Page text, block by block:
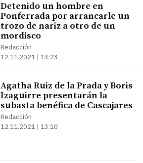
Detenido un hombre en
Ponferrada por arrancarle un
trozo de nariz a otro de un
mordisco
Redacción
12.11.2021 | 13:23
Agatha Ruiz de la Prada y Boris
Izaguirre presentarán la
subasta benéfica de Cascajares
Redacción
12.11.2021 | 13:10